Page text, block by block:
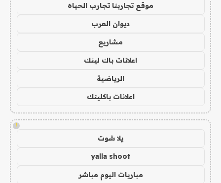
موقع تجاربنا تجارب الحياه
ديوان العرب
مشاريع
اعلانات باك لينك
الرياضية
اعلانات باكلينك
!
يلا شوت
yalla shoot
مباريات اليوم مباشر